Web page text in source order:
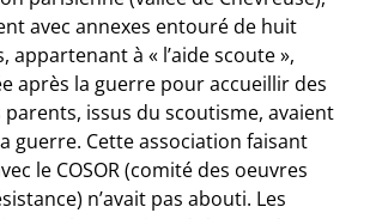
avec annexes entouré de huit
appartenant à « l’aide scoute »,
après la guerre pour accueillir des
issus du scoutisme, avaient
guerre. Cette association faisant
le COSOR (comité des oeuvres
n’avait pas abouti. Les